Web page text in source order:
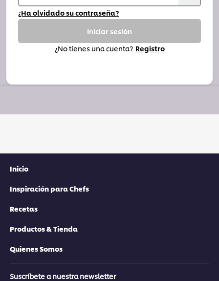
¿Ha olvidado su contraseña?
Iniciar sesión
¿No tienes una cuenta? Registro
Inicio
Inspiración para Chefs
Recetas
Productos & Tienda
Quienes Somos
Suscríbete a nuestra newsletter